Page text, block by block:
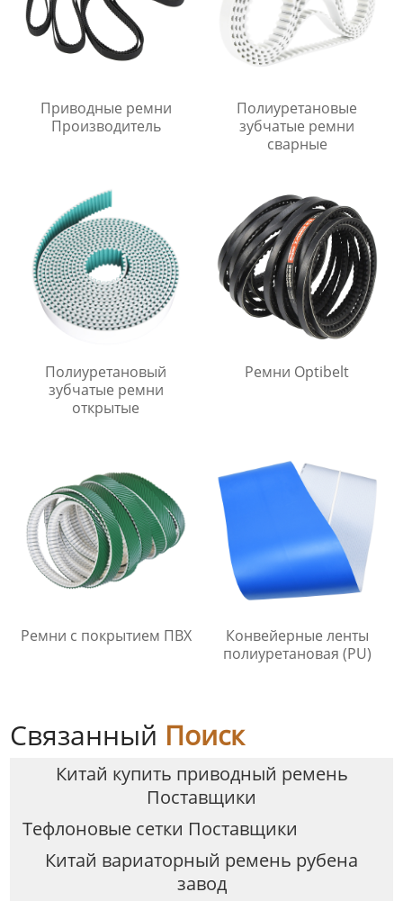
Приводные ремни
Производитель
Полиуретановые
зубчатые ремни
сварные
Полиуретановый
зубчатые ремни
открытые
Ремни Optibelt
Ремни с покрытием ПВХ
Конвейерные ленты
полиуретановая (PU)
Связанный Поиск
Китай купить приводный ремень
Поставщики
Tефлоновые сетки Поставщики
Китай вариаторный ремень рубена
завод